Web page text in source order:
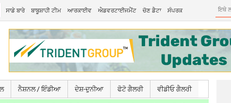
ਸਾਡੇ ਬਾਰੇ ਬਾਬੂਸ਼ਾਹੀ ਟੀਮ ਆਰਕਾਈਵ ਐਡਵਰਟਾਈਜਮੈਂਟ ਚੋਣ ਡੈਟਾ ਸੰਪਰਕ
ਨੈਸ਼ਨਲ / ਇੰਡੀਆ ਦੇਸ਼-ਦੁਨੀਆ ਫੋਟੋ ਗੈਲਰੀ ਵੀਡੀਓ ਗੈਲਰੀ